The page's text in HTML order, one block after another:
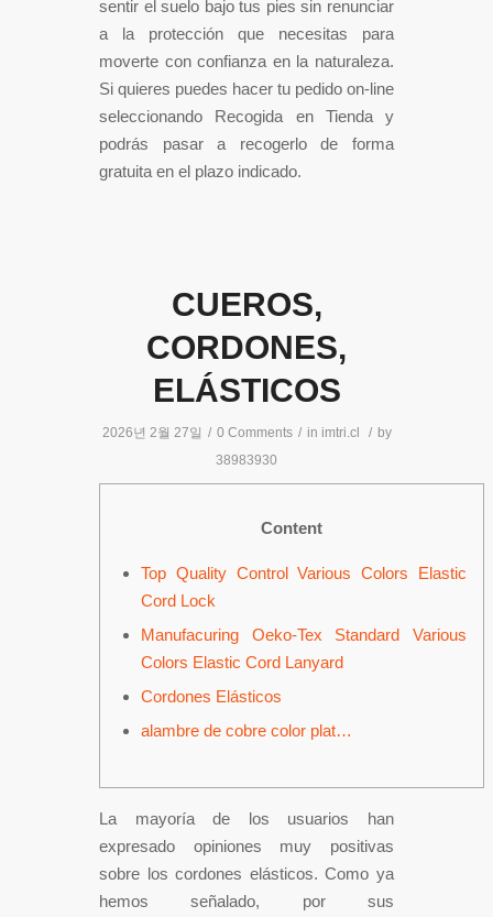
sentir el suelo bajo tus pies sin renunciar
a la protección que necesitas para
moverte con confianza en la naturaleza.
Si quieres puedes hacer tu pedido on-line
seleccionando Recogida en Tienda y
podrás pasar a recogerlo de forma
gratuita en el plazo indicado.
CUEROS,
CORDONES,
ELÁSTICOS
2026년 2월 27일 / 0 Comments / in imtri.cl / by
38983930
Content
Top Quality Control Various Colors Elastic
Cord Lock
Manufacuring Oeko-Tex Standard Various
Colors Elastic Cord Lanyard
Cordones Elásticos
alambre de cobre color plat…
La mayoría de los usuarios han
expresado opiniones muy positivas
sobre los cordones elásticos. Como ya
hemos señalado, por sus